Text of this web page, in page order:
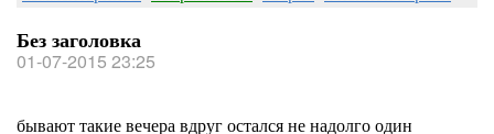
Без заголовка
01-07-2015 23:25
бывают такие вечера вдруг остался не надолго один